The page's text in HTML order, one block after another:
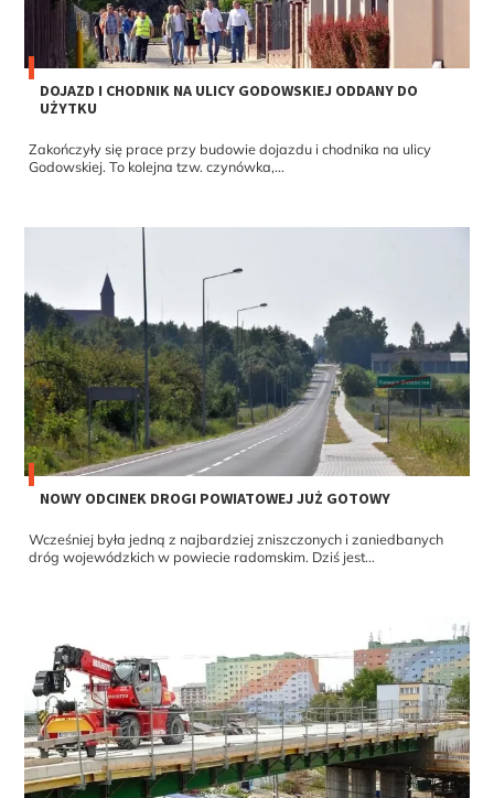
DOJAZD I CHODNIK NA ULICY GODOWSKIEJ ODDANY DO
UŻYTKU
Zakończyły się prace przy budowie dojazdu i chodnika na ulicy
Godowskiej. To kolejna tzw. czynówka,...
NOWY ODCINEK DROGI POWIATOWEJ JUŻ GOTOWY
Wcześniej była jedną z najbardziej zniszczonych i zaniedbanych
dróg wojewódzkich w powiecie radomskim. Dziś jest...